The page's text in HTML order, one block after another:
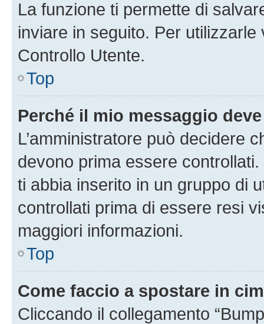
La funzione ti permette di
inviare in seguito. Per utilizzarle
Controllo Utente.
Top
Perché il mio messaggio
L’amministratore può decidere
devono prima essere
ti abbia inserito in un gruppo di
controllati prima di essere resi
maggiori informazioni.
Top
Come faccio a spostare in
Cliccando il collegamento